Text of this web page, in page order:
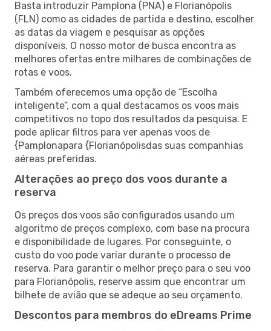
Basta introduzir Pamplona (PNA) e Florianópolis
(FLN) como as cidades de partida e destino, escolher
as datas da viagem e pesquisar as opções
disponíveis. O nosso motor de busca encontra as
melhores ofertas entre milhares de combinações de
rotas e voos.
Também oferecemos uma opção de “Escolha
inteligente”, com a qual destacamos os voos mais
competitivos no topo dos resultados da pesquisa. E
pode aplicar filtros para ver apenas voos de
{Pamplonapara {Florianópolisdas suas companhias
aéreas preferidas.
Alterações ao preço dos voos durante a
reserva
Os preços dos voos são configurados usando um
algoritmo de preços complexo, com base na procura
e disponibilidade de lugares. Por conseguinte, o
custo do voo pode variar durante o processo de
reserva. Para garantir o melhor preço para o seu voo
para Florianópolis, reserve assim que encontrar um
bilhete de avião que se adeque ao seu orçamento.
Descontos para membros do eDreams Prime